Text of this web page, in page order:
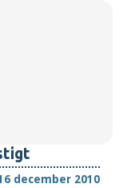
december 2010